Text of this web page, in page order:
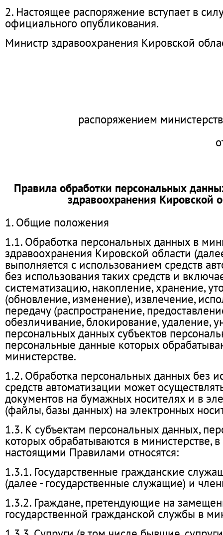
2. Настоящее распоряжение вступает в
официального опубликования.
Министр здравоохранения Кировской
распоряжением
Правила обработки персональных
здравоохранения Кировской
1. Общие положения
1.1. Обработка персональных данных в
здравоохранения Кировской области
выполняется с использованием средств
без использования таких средств и
систематизацию, накопление, хранение,
(обновление, изменение), извлечение,
передачу (распространение,
обезличивание, блокирование, удаление,
персональных данных субъектов
персональные данные которых
министерстве.
1.2. Обработка персональных данных без
средств автоматизации может
документов на бумажных носителях и в
(файлы, базы данных) на электронных
1.3. К субъектам персональных данных,
которых обрабатываются в министерстве, в
настоящими Правилами относятся:
1.3.1. Государственные гражданские
(далее - государственные служащие) и
1.3.2. Граждане, претендующие на
государственной гражданской службы в